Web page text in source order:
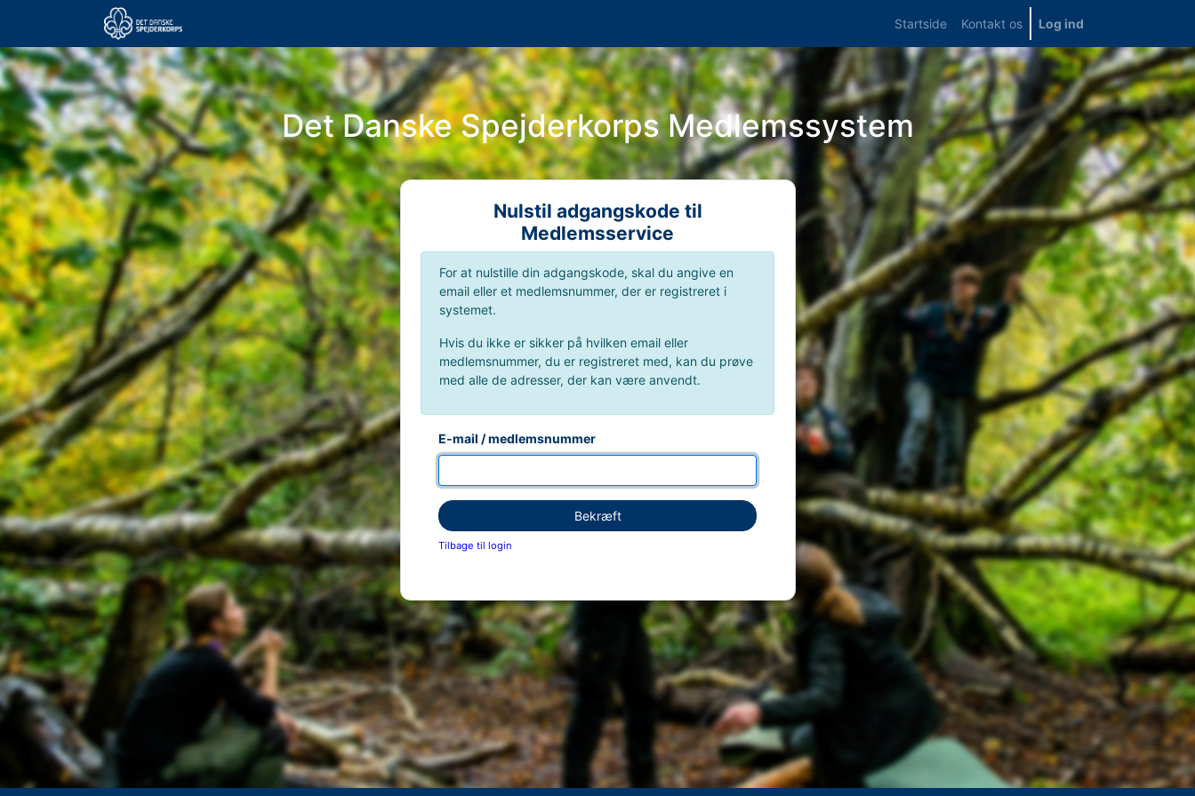
Startside Kontakt os Log ind
Det Danske Spejderkorps Medlemssystem
Nulstil adgangskode til
Medlemsservice
For at nulstille din adgangskode, skal du angive en
email eller et medlemsnummer, der er registreret i
systemet.
Hvis du ikke er sikker på hvilken email eller
medlemsnummer, du er registreret med, kan du prøve
med alle de adresser, der kan være anvendt.
E-mail / medlemsnummer
Bekræft
Tilbage til login